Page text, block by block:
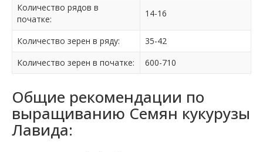
Количество рядов в
початке:
14-16
Количество зерен в ряду:
35-42
Количество зерен в початке:
600-710
Общие рекомендации по
выращиванию Семян кукурузы
Лавида: